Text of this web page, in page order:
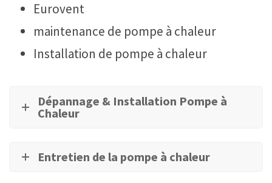
Eurovent
maintenance de pompe à chaleur
Installation de pompe à chaleur
Dépannage & Installation Pompe à
Chaleur
Entretien de la pompe à chaleur